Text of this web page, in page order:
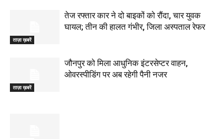
ताज़ा ख़बरें
तेज रफ्तार कार ने दो बाइकों को रौंदा, चार युवक
घायल; तीन की हालत गंभीर, जिला अस्पताल रेफर
ताज़ा ख़बरें
जौनपुर को मिला आधुनिक इंटरसेप्टर वाहन,
ओवरस्पीडिंग पर अब रहेगी पैनी नजर